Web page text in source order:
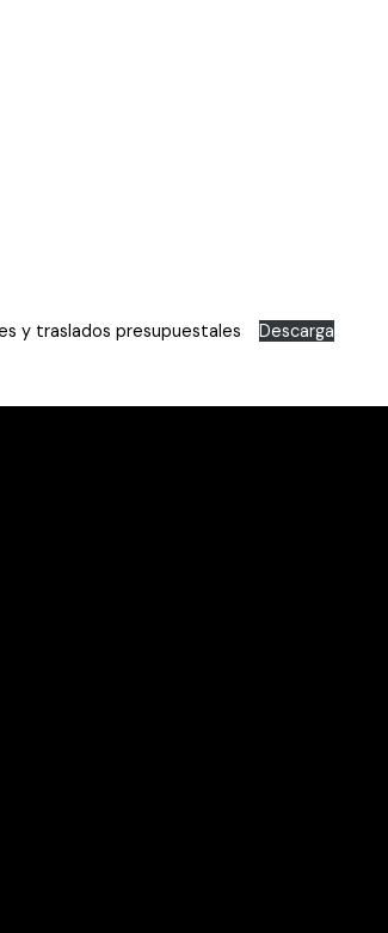
y traslados presupuestales Descarga